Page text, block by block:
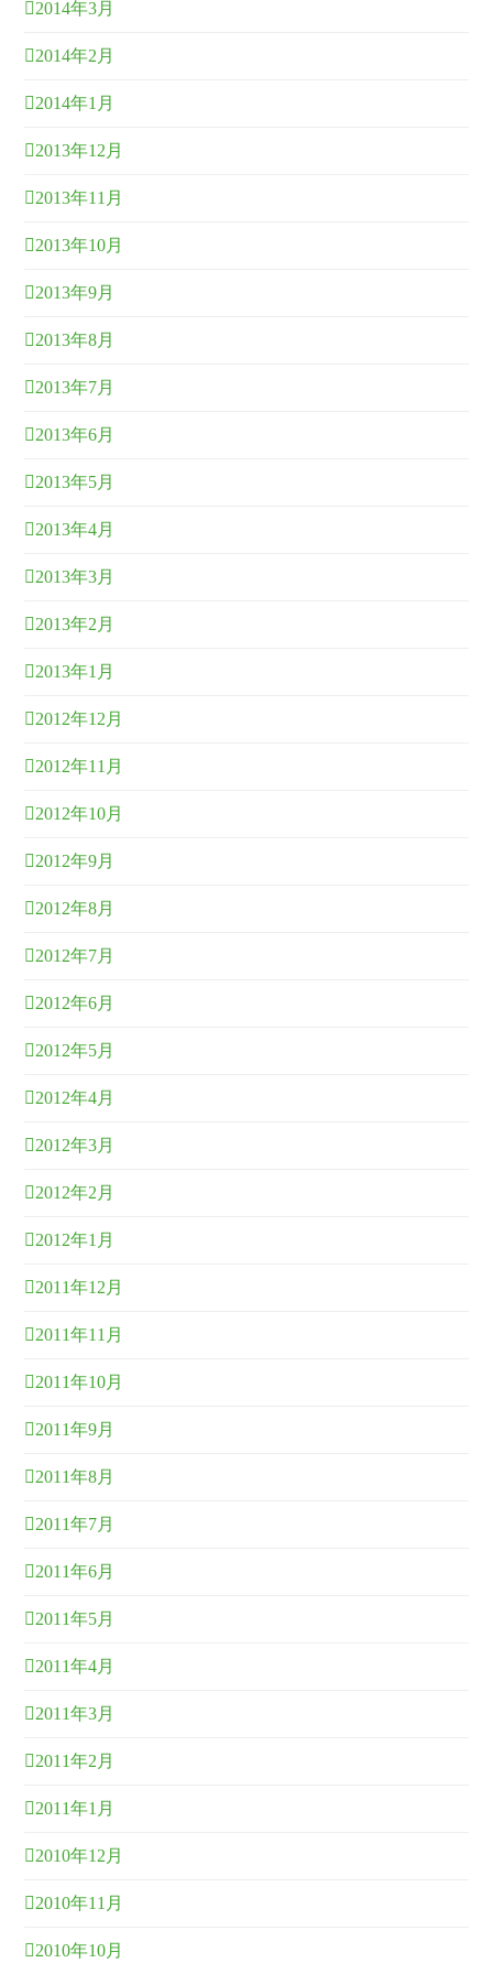
2014年3月
2014年2月
2014年1月
2013年12月
2013年11月
2013年10月
2013年9月
2013年8月
2013年7月
2013年6月
2013年5月
2013年4月
2013年3月
2013年2月
2013年1月
2012年12月
2012年11月
2012年10月
2012年9月
2012年8月
2012年7月
2012年6月
2012年5月
2012年4月
2012年3月
2012年2月
2012年1月
2011年12月
2011年11月
2011年10月
2011年9月
2011年8月
2011年7月
2011年6月
2011年5月
2011年4月
2011年3月
2011年2月
2011年1月
2010年12月
2010年11月
2010年10月